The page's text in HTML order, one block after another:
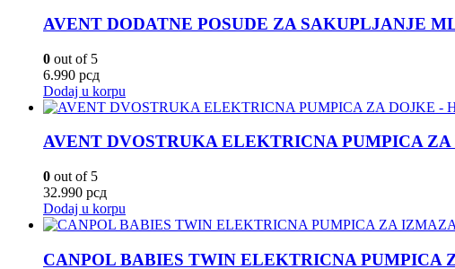
AVENT DODATNE POSUDE ZA SAKUPLJANJE
0 out of 5
6.990 рсд
Dodaj u korpu
AVENT DVOSTRUKA ELEKTRICNA PUMPICA ZA
0 out of 5
32.990 рсд
Dodaj u korpu
CANPOL BABIES TWIN ELEKTRICNA PUMPICA